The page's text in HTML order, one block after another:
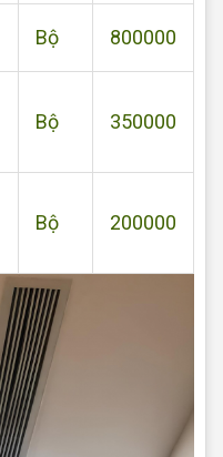
Bộ 800000
Bộ 350000
Bộ 200000